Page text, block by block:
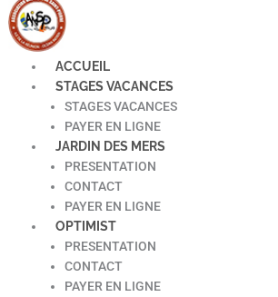
ACCUEIL
STAGES VACANCES
STAGES VACANCES
PAYER EN LIGNE
JARDIN DES MERS
PRESENTATION
CONTACT
PAYER EN LIGNE
OPTIMIST
PRESENTATION
CONTACT
PAYER EN LIGNE